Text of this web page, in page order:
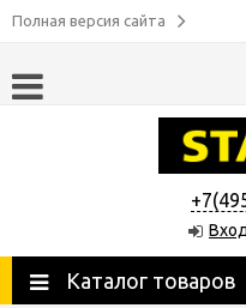
Полная версия сайта
Каталог товаров